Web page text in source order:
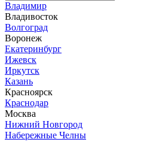
Владимир
Владивосток
Волгоград
Воронеж
Екатеринбург
Ижевск
Иркутск
Казань
Красноярск
Краснодар
Москва
Нижний Новгород
Набережные Челны